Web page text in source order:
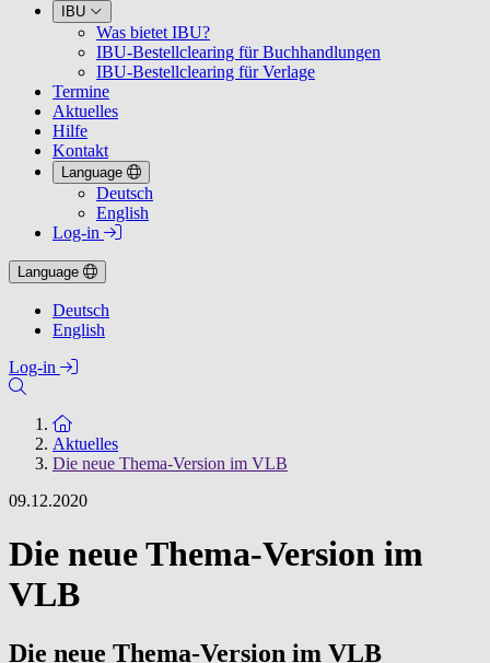
IBU
Was bietet IBU?
IBU-Bestellclearing für Buchhandlungen
IBU-Bestellclearing für Verlage
Termine
Aktuelles
Hilfe
Kontakt
Language
Deutsch
English
Log-in
Language
Deutsch
English
Log-in
Zur Startseite
Aktuelles
Die neue Thema-Version im VLB
09.12.2020
Die neue Thema-Version im
VLB
Die neue Thema-Version im VLB